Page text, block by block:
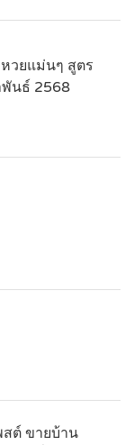
วยแม่นๆ สูตร
นธ์ 2568
ต์ ขายบ้าน